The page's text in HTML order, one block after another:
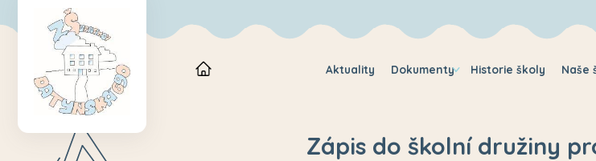
Aktuality Dokumenty Historie školy Naše
Zápis do školní družiny